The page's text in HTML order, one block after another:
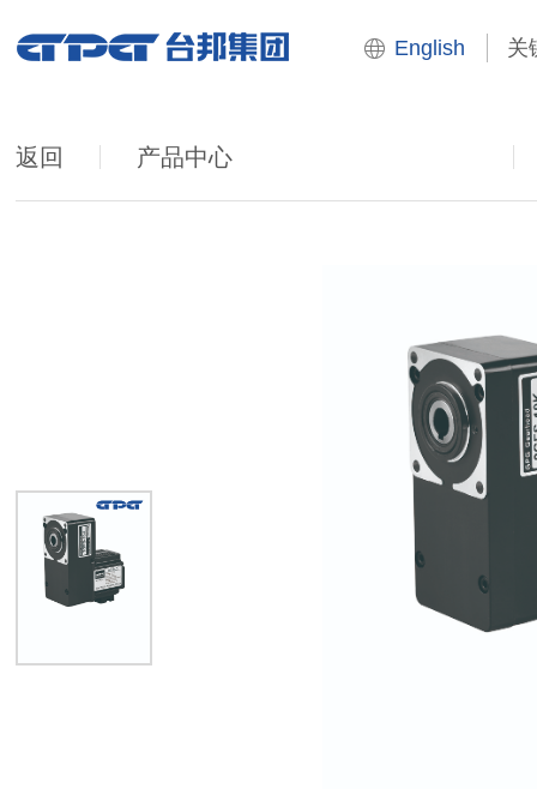
English
返回 产品中心